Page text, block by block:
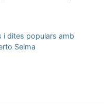
i dites populars amb
Selma